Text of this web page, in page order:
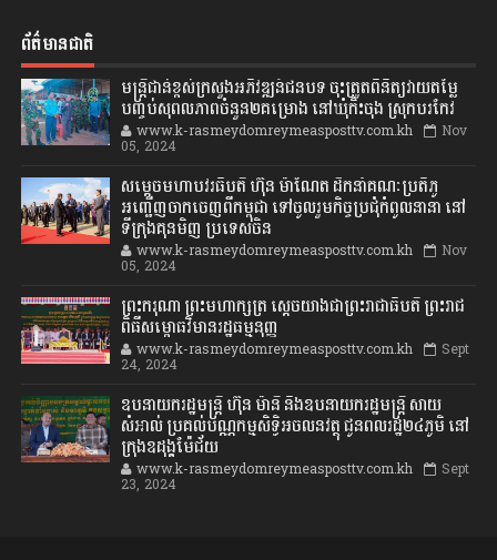
ព័ត៌មានជាតិ
មន្ត្រីជាន់ខ្ពស់ក្រសួងអភិវឌ្ឍន៍ជនបទ ចុះត្រួតពិនិត្យវាយតម្លៃ
បញ្ចប់សុពលភាពចំនួន២គម្រោង នៅឃុំកិះចុង ស្រុកបរកែវ
www.k-rasmeydomreymeasposttv.com.kh Nov
05, 2024
សម្តេចមហាបវរធិបតី ហ៊ុន ម៉ាណែត ដឹកនាំគណៈប្រតិភូ
អញ្ជើញចាកចេញពីកម្ពុជា ទៅចូលរួមកិច្ចប្រជុំកំពូលនានា នៅ
ទីក្រុងគុនមិញ ប្រទេសចិន
www.k-rasmeydomreymeasposttv.com.kh Nov
05, 2024
ព្រះករុណា ព្រះមហាក្សត្រ ស្តេចយាងជាព្រះរាជាធិបតី ព្រះរាជ
ពិធីសម្ពោធវិមានរដ្ឋធម្មនុញ្ញ
www.k-rasmeydomreymeasposttv.com.kh Sept
24, 2024
ឧបនាយករដ្ឋមន្ដ្រី ហ៊ុន ម៉ានី និងឧបនាយករដ្ឋមន្ដ្រី សាយ
សំអាល់ ប្រគល់បណ្ណកម្មសិទ្ធិអចលនវត្ថុ ជូនពលរដ្ឋ២៤ភូមិ នៅ
ក្រុងឧដុង្គម៉ែជ័យ
www.k-rasmeydomreymeasposttv.com.kh Sept
23, 2024